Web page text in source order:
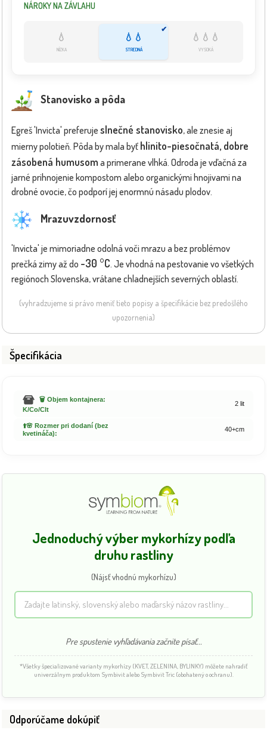
NÁROKY NA ZÁVLAHU
💧
NÍZKA
✔
💧💧
STREDNÁ
💧💧💧
VYSOKÁ
Stanovisko a pôda
Egreš 'Invicta' preferuje slnečné stanovisko, ale znesie aj
mierny polotieň. Pôda by mala byť hlinito-piesočnatá, dobre
zásobená humusom a primerane vlhká. Odroda je vďačná za
jarné prihnojenie kompostom alebo organickými hnojivami na
drobné ovocie, čo podporí jej enormnú násadu plodov.
Mrazuvzdornosť
'Invicta' je mimoriadne odolná voči mrazu a bez problémov
prečká zimy až do -30 °C. Je vhodná na pestovanie vo všetkých
regiónoch Slovenska, vrátane chladnejších severných oblastí.
(vyhradzujeme si právo meniť tieto popisy a špecifikácie bez predošlého
upozornenia)
Špecifikácia
🗑️ Objem kontajnera:
K/Co/Clt
2 lit
⬆️🌸 Rozmer pri dodaní (bez
kvetináča):
40+cm
Jednoduchý výber mykorhízy podľa
druhu rastliny
(Nájsť vhodnú mykorhízu)
Pre spustenie vyhľadávania začnite písať...
*Všetky špecializované varianty mykorhízy (KVET, ZELENINA, BYLINKY) môžete nahradiť
univerzálnym produktom Symbivit alebo Symbivit Tric (obohatený o ochranu).
Odporúčame dokúpiť